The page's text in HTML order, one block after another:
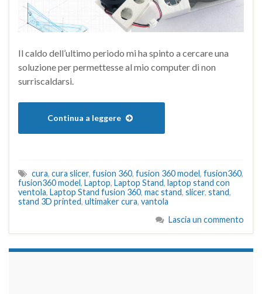
Il caldo dell’ultimo periodo mi ha spinto a cercare una
soluzione per permettesse al mio computer di non
surriscaldarsi.
Continua a leggere
cura, cura slicer, fusion 360, fusion 360 model, fusion360,
fusion360 model, Laptop, Laptop Stand, laptop stand con
ventola, Laptop Stand fusion 360, mac stand, slicer, stand,
stand 3D printed, ultimaker cura, vantola
Lascia un commento